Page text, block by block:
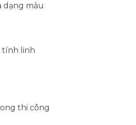
dạng màu
tính linh
thi công